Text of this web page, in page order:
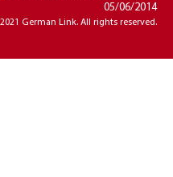
05/06/2014
German Link. All rights reserved.